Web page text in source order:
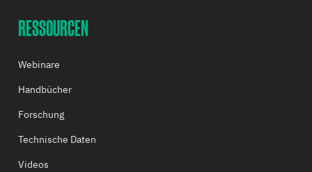
RESSOURCEN
Webinare
Handbücher
Forschung
Technische Daten
Videos